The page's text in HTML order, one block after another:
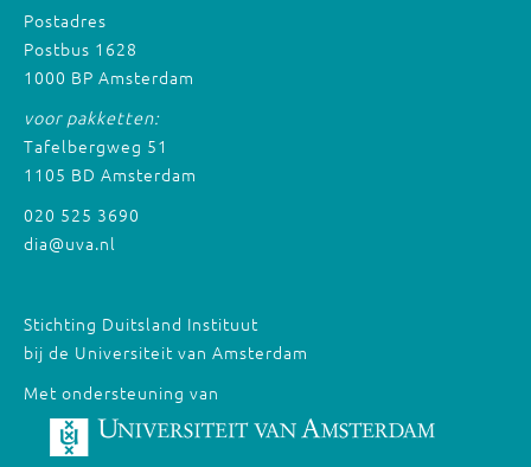
Postadres
Postbus 1628
1000 BP Amsterdam
voor pakketten:
Tafelbergweg 51
1105 BD Amsterdam
020 525 3690
dia@uva.nl
Stichting Duitsland Instituut
bij de Universiteit van Amsterdam
Met ondersteuning van